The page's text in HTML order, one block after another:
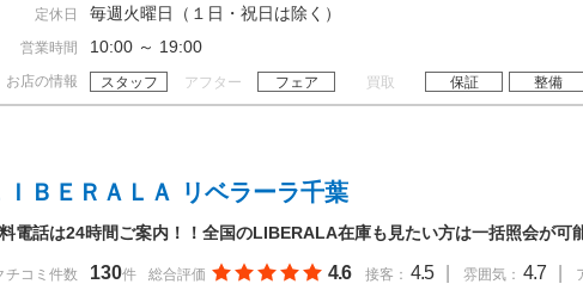
定休日 毎週火曜日（１日・祝日は除く）
営業時間 10:00 ～ 19:00
お店の情報 スタッフ アフター フェア 買取 保証 整備
ＩＢＥＲＡＬＡ リベラーラ千葉
電話は24時間ご案内！！全国のLIBERALA在庫も見たい方は一括照会が可
チコミ件数 130件 総合評価 4.6 接客： 4.5 雰囲気： 4.7